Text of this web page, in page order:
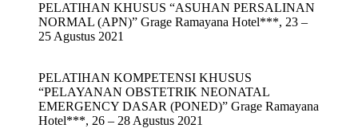
PELATIHAN KHUSUS “ASUHAN PERSALINAN
NORMAL (APN)” Grage Ramayana Hotel***, 23 –
25 Agustus 2021
PELATIHAN KOMPETENSI KHUSUS
“PELAYANAN OBSTETRIK NEONATAL
EMERGENCY DASAR (PONED)” Grage Ramayana
Hotel***, 26 – 28 Agustus 2021